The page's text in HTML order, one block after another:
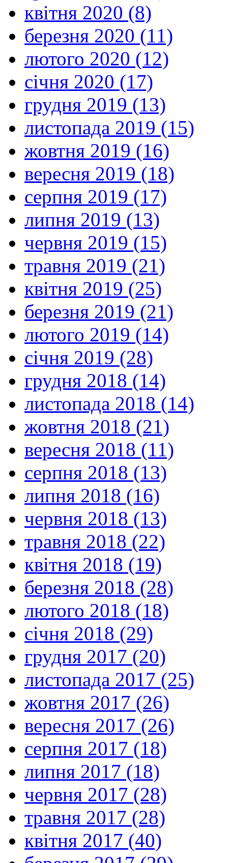
квітня 2020 (8)
березня 2020 (11)
лютого 2020 (12)
січня 2020 (17)
грудня 2019 (13)
листопада 2019 (15)
жовтня 2019 (16)
вересня 2019 (18)
серпня 2019 (17)
липня 2019 (13)
червня 2019 (15)
травня 2019 (21)
квітня 2019 (25)
березня 2019 (21)
лютого 2019 (14)
січня 2019 (28)
грудня 2018 (14)
листопада 2018 (14)
жовтня 2018 (21)
вересня 2018 (11)
серпня 2018 (13)
липня 2018 (16)
червня 2018 (13)
травня 2018 (22)
квітня 2018 (19)
березня 2018 (28)
лютого 2018 (18)
січня 2018 (29)
грудня 2017 (20)
листопада 2017 (25)
жовтня 2017 (26)
вересня 2017 (26)
серпня 2017 (18)
липня 2017 (18)
червня 2017 (28)
травня 2017 (28)
квітня 2017 (40)